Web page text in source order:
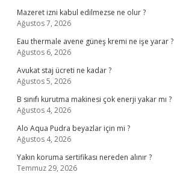
Mazeret izni kabul edilmezse ne olur ?
Ağustos 7, 2026
Eau thermale avene güneş kremi ne işe yarar ?
Ağustos 6, 2026
Avukat staj ücreti ne kadar ?
Ağustos 5, 2026
B sınıfı kurutma makinesi çok enerji yakar mı ?
Ağustos 4, 2026
Alo Aqua Pudra beyazlar için mi ?
Ağustos 4, 2026
Yakın koruma sertifikası nereden alınır ?
Temmuz 29, 2026